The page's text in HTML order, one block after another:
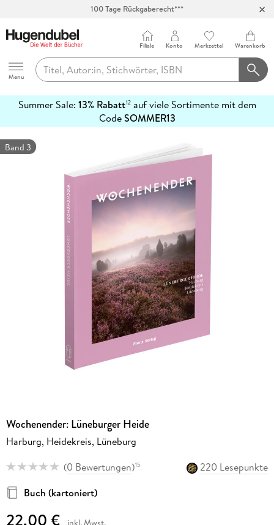
100 Tage Rückgaberecht***
Hugendubel
Menu
Filiale Konto Merkzettel Warenkorb
Summer Sale: 13% Rabatt12auf viele Sortimente mit dem
CodeSOMMER13
erfahren
Band 3
Wochenender: Lüneburger Heide
Harburg, Heidekreis, Lüneburg
(0 Bewertungen)15
220 Lesepunkte
Buch (kartoniert)
22,00 €